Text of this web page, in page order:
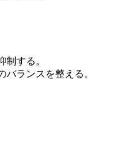
制する。
ランスを整える。